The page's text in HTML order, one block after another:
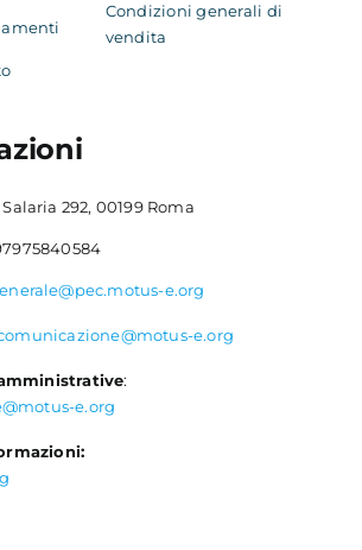
Condizioni generali di
vendita
Salaria 292, 00199 Roma
e.org
e.org
:
e.org